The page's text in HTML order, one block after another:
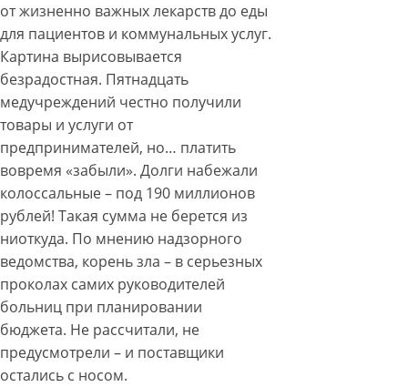
от жизненно важных лекарств до еды
для пациентов и коммунальных услуг.
Картина вырисовывается
безрадостная. Пятнадцать
медучреждений честно получили
товары и услуги от
предпринимателей, но… платить
вовремя «забыли». Долги набежали
колоссальные – под 190 миллионов
рублей! Такая сумма не берется из
ниоткуда. По мнению надзорного
ведомства, корень зла – в серьезных
проколах самих руководителей
больниц при планировании
бюджета. Не рассчитали, не
предусмотрели – и поставщики
остались с носом.